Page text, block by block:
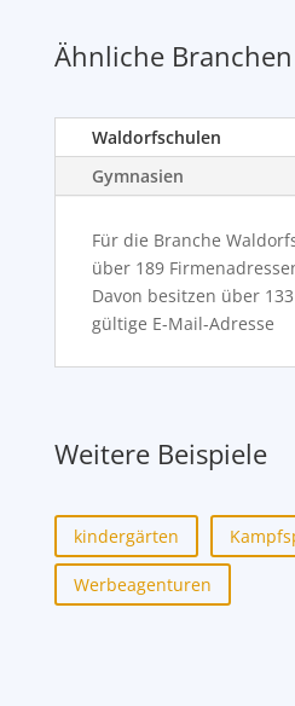
Ähnliche Branchen
Waldorfschulen
Gymnasien
Für die Branche
über 189
Davon besitzen über
gültige E-Mail-Adresse
Weitere Beispiele
kindergärten
Werbeagenturen